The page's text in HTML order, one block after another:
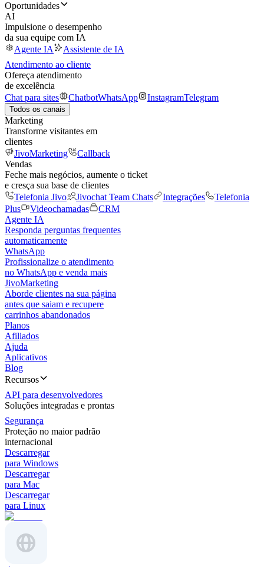
Oportunidades
AI
Impulsione o desempenho
da sua equipe com IA
Agente IA
Assistente de IA
Atendimento ao cliente
Ofereça atendimento
de excelência
Chat para sites
ChatbotWhatsApp InstagramTelegram
Todos os canais
Marketing
Transforme visitantes em
clientes
JivoMarketing
Callback
Vendas
Feche mais negócios, aumente o ticket
e cresça sua base de clientes
Telefonia Jivo
Jivochat Team Chats Integrações
Telefonia
Plus
Videochamadas
CRM
Agente IA
Responda perguntas frequentes
automaticamente
WhatsApp
Profissionalize o atendimento
no WhatsApp e venda mais
JivoMarketing
Aborde clientes na sua página
antes que saiam e recupere
carrinhos abandonados
Planos
Afiliados
Ajuda
Aplicativos
Blog
Recursos
API para desenvolvedores
Soluções integradas e prontas
Segurança
Proteção no maior padrão
internacional
Descarregar
para Windows
Descarregar
para Mac
Descarregar
para Linux